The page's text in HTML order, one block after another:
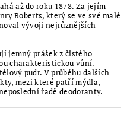
až do roku 1878. Za jejím
Roberts, který se ve své malé
vývoji nejrůznějších
jemný prášek z čistého
charakteristickou vůní.
pudr. V průběhu dalších
mezi které patří mýdla,
řadě deodoranty.